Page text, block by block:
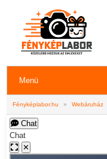
Menü
Fényképlabor.hu » Webáruház
Chat
Chat
✕